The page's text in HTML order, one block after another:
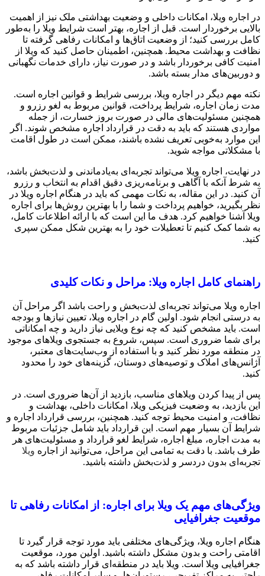
در اجاره ویلا، امکانات داخلی و وضعیت بهداشتی ملک نیز از اهمیت
بالایی برخوردار است. قبل از اجاره، بهتر است شرایط ویلا را به‌طور
کامل بررسی کنید؛ از وضعیت اتاق‌ها و امکانات رفاهی گرفته تا
نظافت و بهداشت محیط. همچنین، اطمینان حاصل کنید که ویلا از
امنیت کافی برخوردار باشد و در صورت نیاز، دارای خدمات نگهبانی
و دوربین‌های مدار بسته باشد.
نکته مهم دیگر در اجاره ویلا، بررسی شرایط و قوانین اجاره است.
مدت زمان اجاره، شرایط پرداخت، قوانین مربوط به لغو رزرو و
همچنین مسئولیت‌های مالی در صورت بروز خسارت، از جمله
مواردی هستند که باید به دقت در قرارداد اجاره مشخص شوند. اگر
این موارد به‌خوبی تعریف نشده باشند، ممکن است در طول اقامت
با مشکلاتی مواجه شوید.
در نهایت، اجاره ویلا می‌تواند تجربه‌ای به‌یادماندنی و لذت‌بخش باشد،
به شرط آنکه با آگاهی و برنامه‌ریزی دقیق اقدام به انتخاب و رزرو
آن کنید. در این مقاله، به نکات مهمی که باید در هنگام اجاره ویلا در
نظر بگیرید، خواهیم پرداخت و شما را با بهترین روش‌ها برای اجاره
ویلا آشنا خواهیم کرد. هدف ما این است که با ارائه اطلاعات کامل،
به شما کمک کنیم تا تعطیلات خود را به بهترین شکل ممکن سپری
کنید.
راهنمای کامل اجاره ویلا: مراحل و نکات کلیدی
اجاره ویلا می‌تواند تجربه‌ای لذت‌بخش و راحت باشد اگر مراحل آن
به درستی انجام شود. اولین گام در اجاره ویلا، تعیین نیازها و بودجه
است. باید مشخص کنید که چه نوع ویلایی نیاز دارید و چه امکاناتی
برای شما ضروری است. سپس، شروع به جستجوی ویلاهای موجود
در منطقه مورد نظر کنید و با استفاده از وب‌سایت‌های معتبر،
آژانس‌های املاک و توصیه‌های دوستان، گزینه‌های خود را محدود
کنید.
پس از پیدا کردن ویلاهای مناسب، بازدید از آن‌ها ضروری است. در
این بازدید، به وضعیت فیزیکی ویلا، امکانات داخلی، بهداشت و
نظافت، و امنیت محیط توجه کنید. همچنین، بررسی قرارداد اجاره و
شرایط آن بسیار مهم است. این قرارداد باید شامل جزئیات مربوط
به مدت اجاره، مبلغ اجاره، شرایط لغو قرارداد و مسئولیت‌های هر
طرف باشد. با دقت به تمامی این مراحل، می‌توانید از اجاره ویلا
تجربه‌ای بدون دردسر و لذت‌بخش داشته باشید.
ویژگی‌های مهم یک ویلا برای اجاره: از امکانات رفاهی تا
موقعیت جغرافیایی
هنگام اجاره ویلا، ویژگی‌های مختلفی باید مورد توجه قرار گیرد تا
اقامتی راحت و بدون مشکل داشته باشید. اولین مورد، موقعیت
جغرافیایی ویلا است. ویلا باید در منطقه‌ای قرار داشته باشد که به